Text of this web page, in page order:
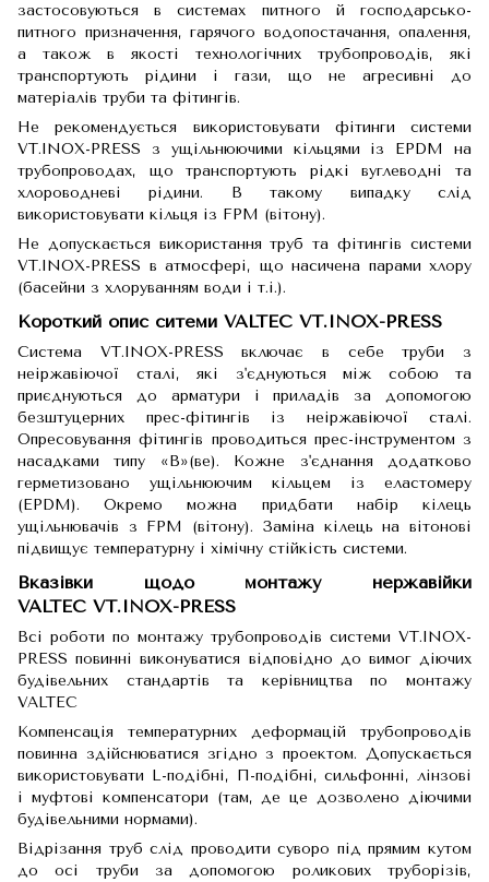
застосовуються в системах питного й господарсько-
питного призначення, гарячого водопостачання, опалення,
а також в якості технологічних трубопроводів, які
транспортують рідини і гази, що не агресивні до
матеріалів труби та фітингів.
Не рекомендується використовувати фітинги системи
VT.INOX-PRESS з ущільнюючими кільцями із EPDM на
трубопроводах, що транспортують рідкі вуглеводні та
хлороводневі рідини. В такому випадку слід
використовувати кільця із FPM (вітону).
Не допускається використання труб та фітингів системи
VT.INOX-PRESS в атмосфері, що насичена парами хлору
(басейни з хлоруванням води і т.і.).
Короткий опис ситеми VALTEC VT.INOX-PRESS
Система VT.INOX-PRESS включає в себе труби з
неіржавіючої сталі, які з'єднуються між собою та
приєднуються до арматури і приладів за допомогою
безштуцерних прес-фітингів із неіржавіючої сталі.
Опресовування фітингів проводиться прес-інструментом з
насадками типу «В»(ве). Кожне з'єднання додатково
герметизовано ущільнюючим кільцем із еластомеру
(EPDM). Окремо можна придбати набір кілець
ущільнювачів з FPM (вітону). Заміна кілець на вітонові
підвищує температурну і хімічну стійкість системи.
Вказівки щодо монтажу нержавійки
VALTEC VT.INOX-PRESS
Всі роботи по монтажу трубопроводів системи VT.INOX-
PRESS повинні виконуватися відповідно до вимог діючих
будівельних стандартів та керівництва по монтажу
VALTEC
Компенсація температурних деформацій трубопроводів
повинна здійснюватися згідно з проектом. Допускається
використовувати L-подібні, П-подібні, сильфонні, лінзові
і муфтові компенсатори (там, де це дозволено діючими
будівельними нормами).
Відрізання труб слід проводити суворо під прямим кутом
до осі труби за допомогою роликових труборізів,